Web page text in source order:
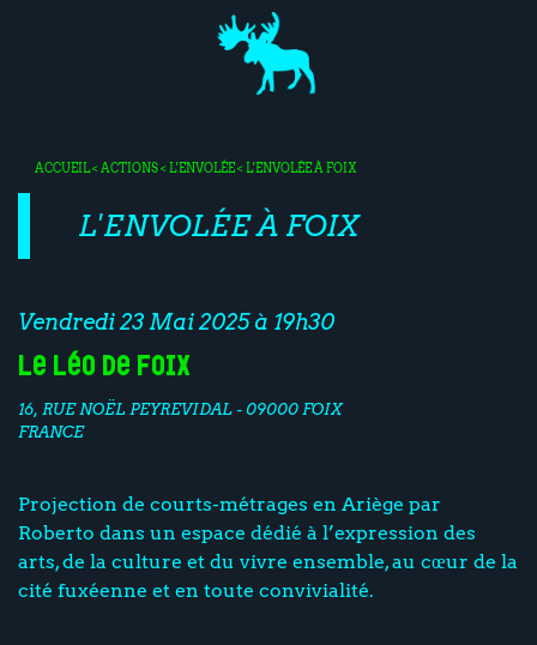
ACCUEIL<ACTIONS< L'ENVOLÉE< L'ENVOLÉE À FOIX
L'ENVOLÉE À FOIX
Vendredi 23 Mai 2025 à 19h30
Le Léo de Foix
16, RUE NOËL PEYREVIDAL - 09000 FOIX
FRANCE
Projection de courts-métrages en Ariège par
Roberto dans un espace dédié à l’expression des
arts, de la culture et du vivre ensemble, au cœur de la
cité fuxéenne et en toute convivialité.